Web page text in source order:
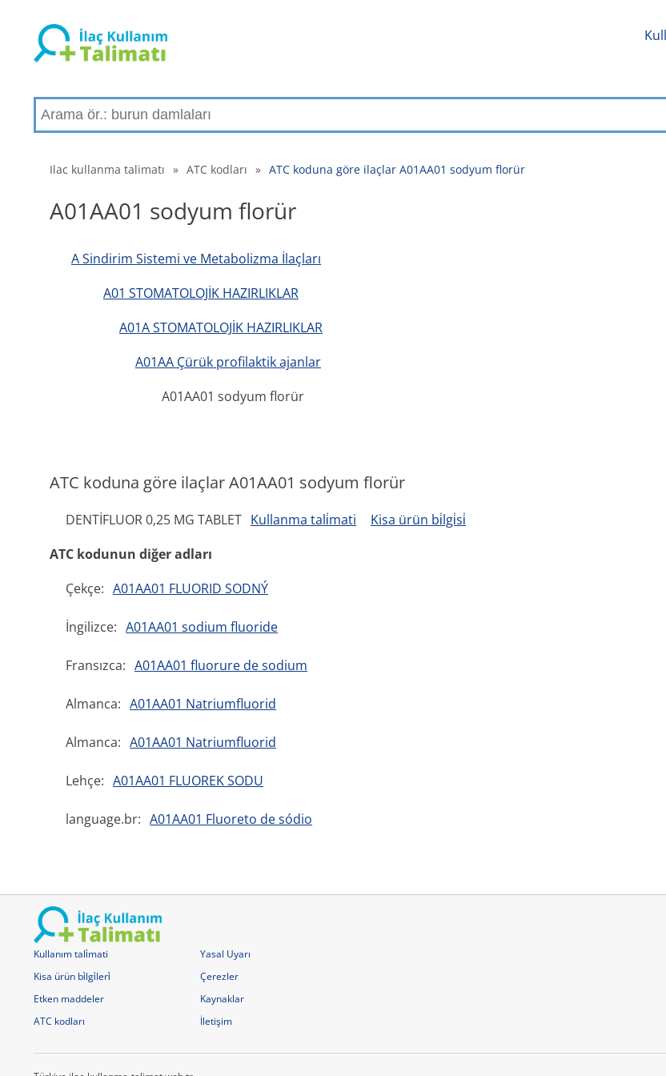
Ilac kullanma talimatı » ATC kodları » ATC koduna göre ilaçlar A01AA01 sodyum florür
A01AA01 sodyum florür
A Sindirim Sistemi ve Metabolizma İlaçları
A01 STOMATOLOJİK HAZIRLIKLAR
A01A STOMATOLOJİK HAZIRLIKLAR
A01AA Çürük profilaktik ajanlar
A01AA01 sodyum florür
ATC koduna göre ilaçlar A01AA01 sodyum florür
DENTİFLUOR 0,25 MG TABLET Kullanma tali̇mati
Kisa ürün bi̇lgi̇si̇
ATC kodunun diğer adları
Çekçe: A01AA01 FLUORID SODNÝ
İngilizce: A01AA01 sodium fluoride
Fransızca: A01AA01 fluorure de sodium
Almanca: A01AA01 Natriumfluorid
Almanca: A01AA01 Natriumfluorid
Lehçe: A01AA01 FLUOREK SODU
language.br: A01AA01 Fluoreto de sódio
Kullanım tali̇mati
Kisa ürün bi̇lgi̇leri̇
Etken maddeler
ATC kodları
Yasal Uyarı
Çerezler
Kaynaklar
İletişim